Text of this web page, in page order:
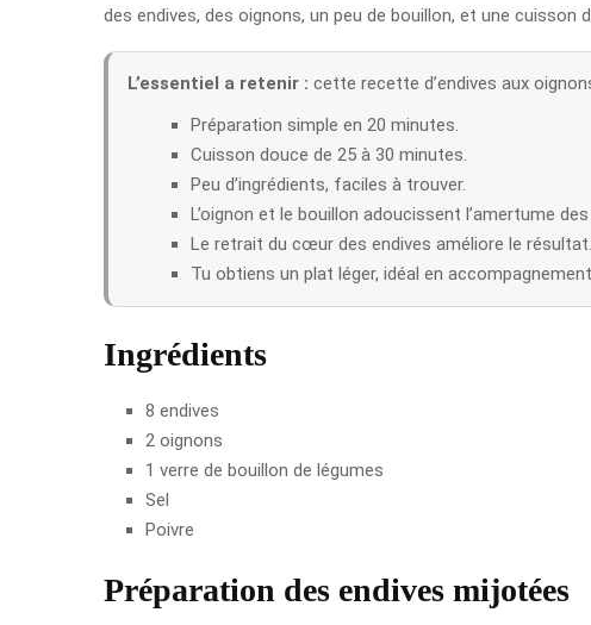
des endives, des oignons, un peu de bouillon, et une cuisson
L’essentiel a retenir : cette recette d’endives aux
Préparation simple en 20 minutes.
Cuisson douce de 25 à 30 minutes.
Peu d’ingrédients, faciles à trouver.
L’oignon et le bouillon adoucissent l’amertume des
Le retrait du cœur des endives améliore le résultat.
Tu obtiens un plat léger, idéal en accompagnement.
Ingrédients
8 endives
2 oignons
1 verre de bouillon de légumes
Sel
Poivre
Préparation des endives mijotées